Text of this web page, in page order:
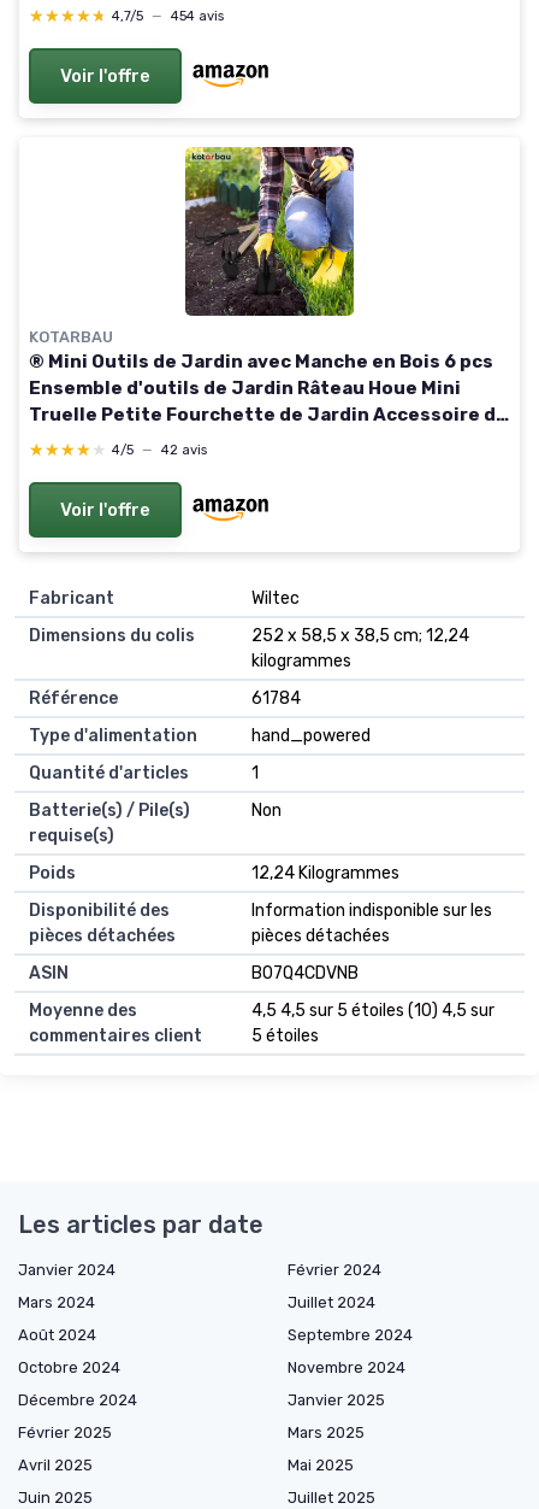
★★★★★
★★★★★ 4,7/5 — 454 avis
Voir l'offre
KOTARBAU
® Mini Outils de Jardin avec Manche en Bois 6 pcs
Ensemble d'outils de Jardin Râteau Houe Mini
Truelle Petite Fourchette de Jardin Accessoire de
Jardinage Accessoires de Plantation
★★★★★
★★★★★ 4/5 — 42 avis
Voir l'offre
Fabricant
‎Wiltec
Dimensions du colis
‎252 x 58,5 x 38,5 cm; 12,24
kilogrammes
Référence
‎61784
Type d'alimentation
‎hand_powered
Quantité d'articles
‎1
Batterie(s) / Pile(s)
requise(s)
‎Non
Poids
‎12,24 Kilogrammes
Disponibilité des
pièces détachées
‎Information indisponible sur les
pièces détachées
ASIN
B07Q4CDVNB
Moyenne des
commentaires client
4,5 4,5 sur 5 étoiles (10) 4,5 sur
5 étoiles
Les articles par date
Janvier 2024
Février 2024
Mars 2024
Juillet 2024
Août 2024
Septembre 2024
Octobre 2024
Novembre 2024
Décembre 2024
Janvier 2025
Février 2025
Mars 2025
Avril 2025
Mai 2025
Juin 2025
Juillet 2025